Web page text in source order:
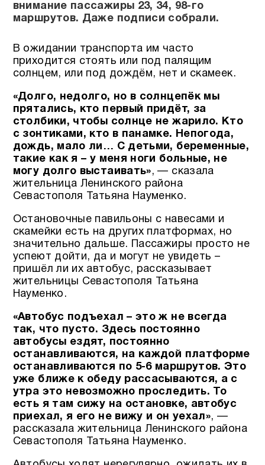
внимание пассажиры 23, 34, 98-го
маршрутов. Даже подписи собрали.
В ожидании транспорта им часто
приходится стоять или под палящим
солнцем, или под дождём, нет и скамеек.
«Долго, недолго, но в солнцепёк мы
прятались, кто первый придёт, за
столбики, чтобы солнце не жарило. Кто
с зонтиками, кто в панамке. Непогода,
дождь, мало ли… С детьми, беременные,
такие как я – у меня ноги больные, не
могу долго выстаивать», — сказала
жительница Ленинского района
Севастополя Татьяна Науменко.
Остановочные павильоны с навесами и
скамейки есть на других платформах, но
значительно дальше. Пассажиры просто не
успеют дойти, да и могут не увидеть –
пришёл ли их автобус, рассказывает
жительницы Севастополя Татьяна
Науменко.
«Автобус подъехал – это ж не всегда
так, что пусто. Здесь постоянно
автобусы ездят, постоянно
останавливаются, на каждой платформе
останавливаются по 5-6 маршрутов. Это
уже ближе к обеду рассасываются, а с
утра это невозможно проследить. То
есть я там сижу на остановке, автобус
приехал, я его не вижу и он уехал», —
рассказала жительница Ленинского района
Севастополя Татьяна Науменко.